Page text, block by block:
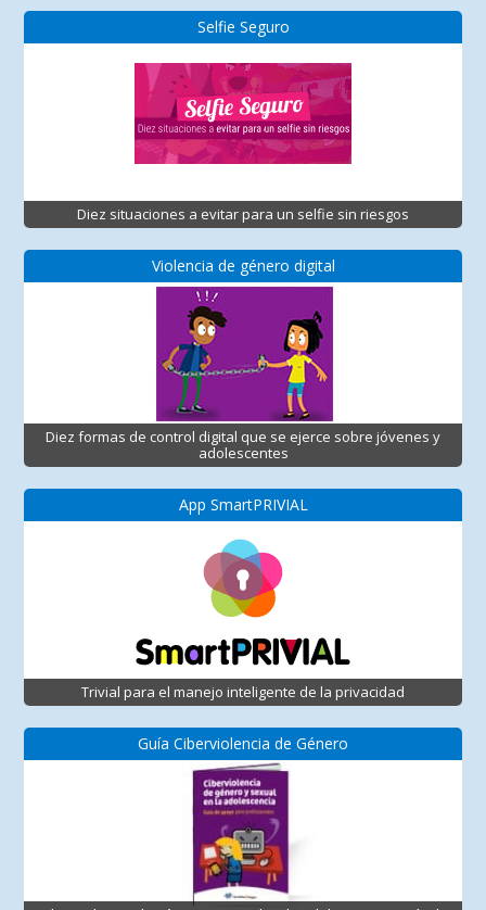
Selfie Seguro
Diez situaciones a evitar para un selfie sin riesgos
Violencia de género digital
Diez formas de control digital que se ejerce sobre jóvenes y
adolescentes
App SmartPRIVIAL
Trivial para el manejo inteligente de la privacidad
Guía Ciberviolencia de Género